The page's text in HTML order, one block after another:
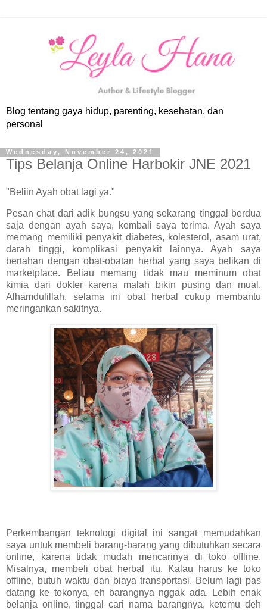
Blog tentang gaya hidup, parenting, kesehatan, dan
personal
Wednesday, November 24, 2021
Tips Belanja Online Harbokir JNE 2021
"Beliin Ayah obat lagi ya."
Pesan chat dari adik bungsu yang sekarang tinggal berdua
saja dengan ayah saya, kembali saya terima. Ayah saya
memang memiliki penyakit diabetes, kolesterol, asam urat,
darah tinggi, komplikasi penyakit lainnya. Ayah saya
bertahan dengan obat-obatan herbal yang saya belikan di
marketplace. Beliau memang tidak mau meminum obat
kimia dari dokter karena malah bikin pusing dan mual.
Alhamdulillah, selama ini obat herbal cukup membantu
meringankan sakitnya.
Perkembangan teknologi digital ini sangat memudahkan
saya untuk membeli barang-barang yang dibutuhkan secara
online, karena tidak mudah mencarinya di toko offline.
Misalnya, membeli obat herbal itu. Kalau harus ke toko
offline, butuh waktu dan biaya transportasi. Belum lagi pas
datang ke tokonya, eh barangnya nggak ada. Lebih enak
belanja online, tinggal cari nama barangnya, ketemu deh